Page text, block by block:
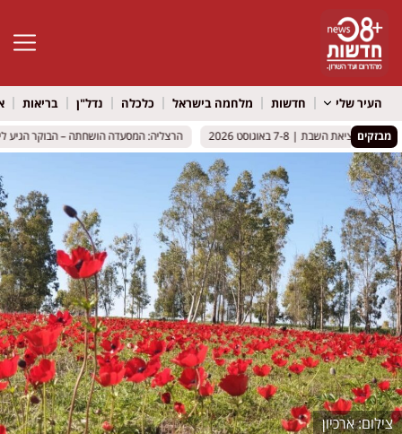
פתח
העיר שלי חדשות מלחמה בישראל כלכלה נדל"ן בריאות
מבזקים
השבת | 7-8 באוגוסט 2026
השבת | 7-8 באוגוסט 2026 הרצליה: המסעדה הושחתה – הבוקר הגיע
הרצליה: המסעדה הושחתה – הבוקר הגיע
ארכיון